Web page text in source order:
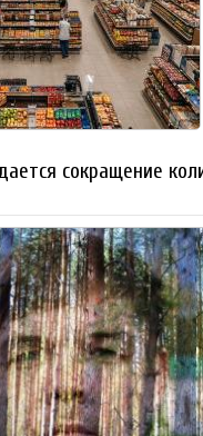
сокращение